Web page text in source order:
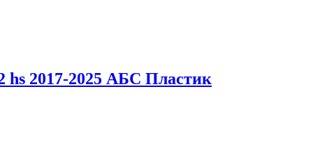
hs 2017-2025 АБС Пластик